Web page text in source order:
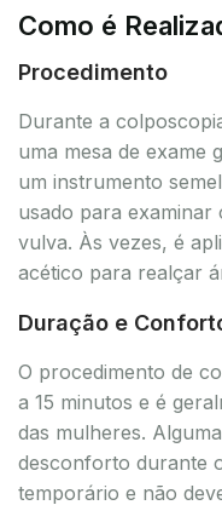
Como é
Procedimento
Durante a
uma mesa de exame
um instrumento
usado para
vulva. Às vezes, é
acético para realçar
Duração e
O procedimento de
a 15 minutos e é
das mulheres.
desconforto durante
temporário e não